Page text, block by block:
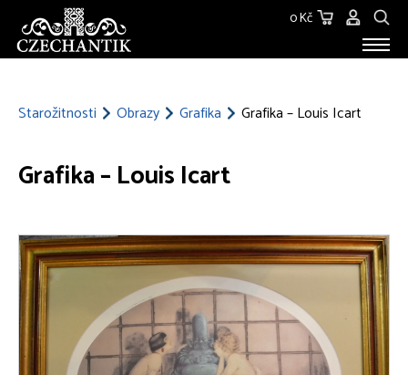
0 Kč
O NÁS
Starožitnosti Obrazy Grafika Grafika – Louis Icart
Grafika – Louis Icart